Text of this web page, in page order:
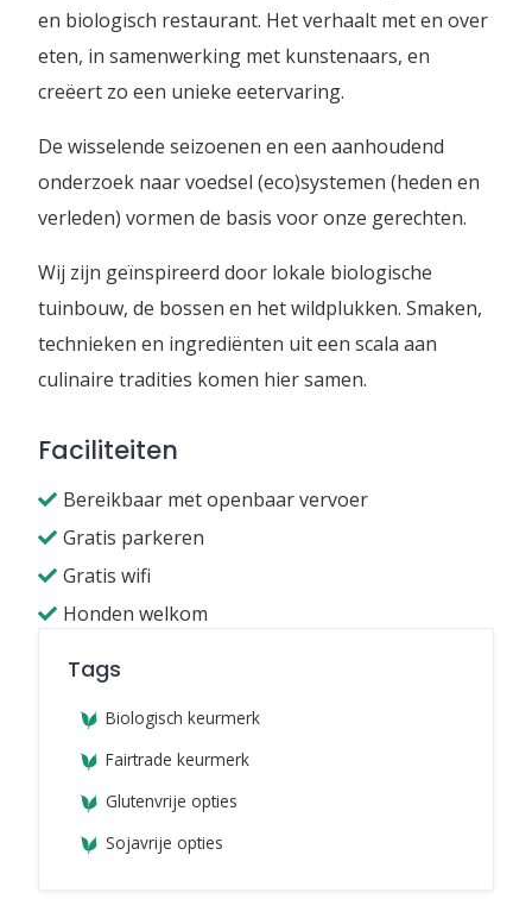
en biologisch restaurant. Het verhaalt met en over
eten, in samenwerking met kunstenaars, en
creëert zo een unieke eetervaring.
De wisselende seizoenen en een aanhoudend
onderzoek naar voedsel (eco)systemen (heden en
verleden) vormen de basis voor onze gerechten.
Wij zijn geïnspireerd door lokale biologische
tuinbouw, de bossen en het wildplukken. Smaken,
technieken en ingrediënten uit een scala aan
culinaire tradities komen hier samen.
Faciliteiten
Bereikbaar met openbaar vervoer
Gratis parkeren
Gratis wifi
Honden welkom
Tags
Biologisch keurmerk
Fairtrade keurmerk
Glutenvrije opties
Sojavrije opties